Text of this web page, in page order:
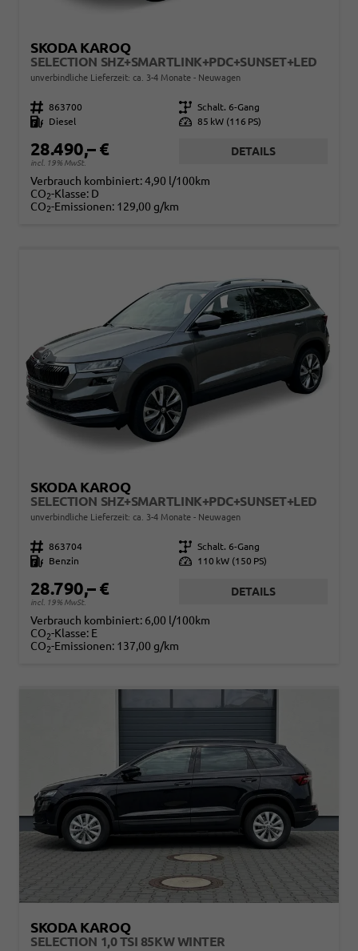
SKODA KAROQ
SELECTION SHZ+SMARTLINK+PDC+SUNSET+LED
unverbindliche Lieferzeit: ca. 3-4 Monate Neuwagen
Fahrzeugnr. 863700 Getriebe Schalt. 6-Gang
Kraftstoff
Diesel Leistung 85 kW (116 PS)
28.490,– €
incl. 19% MwSt.
DETAILS
Verbrauch kombiniert:4,90 l/100km
CO2-Klasse: D
CO2-Emissionen: 129,00 g/km
SKODA KAROQ
SELECTION SHZ+SMARTLINK+PDC+SUNSET+LED
unverbindliche Lieferzeit: ca. 3-4 Monate Neuwagen
Fahrzeugnr. 863704 Getriebe Schalt. 6-Gang
Kraftstoff
Benzin Leistung 110 kW (150 PS)
28.790,– €
incl. 19% MwSt.
DETAILS
Verbrauch kombiniert: 6,00 l/100km
CO2-Klasse: E
CO2-Emissionen: 137,00 g/km
SKODA KAROQ
SELECTION 1,0 TSI 85KW WINTER